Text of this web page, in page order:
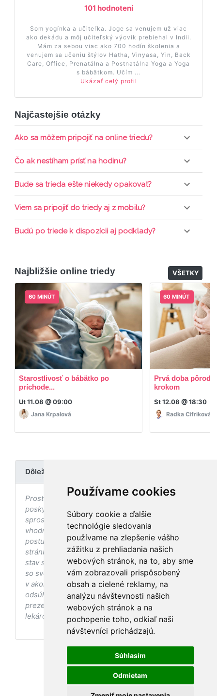
Používame cookies
Súbory cookie a ďalšie
technológie sledovania
používame na zlepšenie vášho
zážitku z prehliadania našich
webových stránok, na to, aby sme
vám zobrazovali prispôsobený
obsah a cielené reklamy, na
analýzu návštevnosti našich
webových stránok a na
pochopenie toho, odkiaľ naši
návštevníci prichádzajú.
Súhlasím
Odmietam
101 hodnotení
Som yogínka a učiteľka. Joge sa venujem už viac
ako dekádu a môj učiteľský výcvik prebiehal v Indii.
Mám za sebou viac ako 700 hodín školenia a
venujem sa učeniu štýlov Hatha, Vinyasa, Yin, Back
Care, Office, Prenatálna a Postnatálna Yoga a Yoga
s bábätkom. Učím ...
Ukázať celý profil
Najčastejšie otázky
Ako sa môžem pripojiť na online triedu?
Pripojenie do online triedy prebieha priamo cez
prihlásiť do triedy.
Čo ak nestíham prísť na hodinu?
Každá trieda sa nahráva a je k dispozícií po dobu 7
Bude sa trieda ešte niekedy opakovať?
Triedy sa priebežne opakujú, stačí sledovať ponuku
Viem sa pripojiť do triedy aj z mobilu?
Áno, pripojenie do triedy je možné aj cez mobil,
Budú po triede k dispozícii aj podklady?
dispozícií.
Najbližšie online triedy VŠETKY
60 MINÚT
Starostlivosť o bábätko po
príchode...
Ut 11.08 @ 09:00
Jana Krpalová
60 MINÚT
Prvá doba
krokom
St 12.08 @ 18:30
Radka Cifriková
Dôležité upozornenie
Prostredníctvom stránky nedochádza k
poskytovaniu zdravotnej starostlivosti, ani k jej
sprostredkovaniu, ani k jej nahrádzaniu. O
vhodných postupoch v oblasti zdravia, vhodnosti
postupov a odporúčaní prezentovaných na
stránke s ohľadom na Váš zdravotný
stav sa pred ich aplikáciou vždy vopred poraďte
so svojím ošetrujúcim lekárom, a to najmä ak ste
v akomkoľvek štádiu tehotenstva. Bez
odsúhlasenia postupov a odporúčaní
prezentovaných na stránke Vaším ošetrujúcim
lekárom tieto postupy a odporúčania neaplikujte.